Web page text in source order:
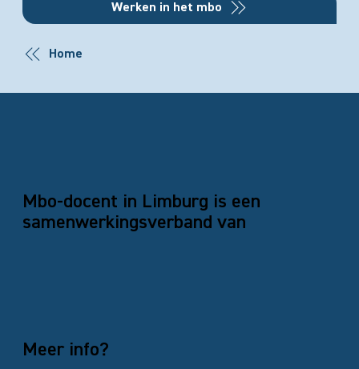
Home
Werken in het mbo
Meer info?
Mbo-docent in Limburg is een
samenwerkingsverband van